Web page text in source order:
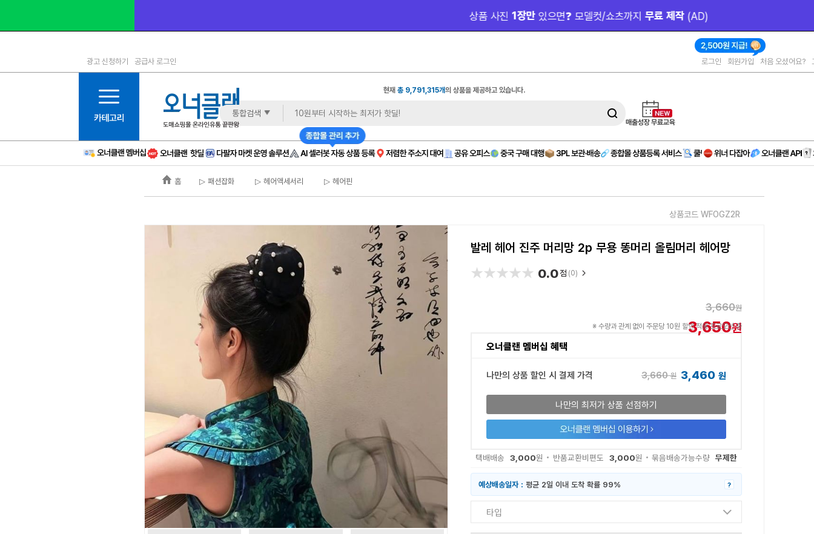
1등급
6등급
11등급
12등급
15등급
16등급
있으면❓ 모델컷/쇼츠까지 무료 제작 (AD)
광고 신청하기 공급사 로그인 로그인 회원가입 처음 오셨어요?
현재총 9,791,315개의 상품을 제공하고 있습니다.
통합검색
홈 ▷ 패션잡화 ▷ 헤어액세서리 ▷ 헤어핀
상품코드 WFOGZ2R
발레 헤어 진주 머리망 2p 무용 똥머리 올림머리 헤어망
★★★★★
★★★★★ 0.0점 (0)
3,660원
3,650원
※ 수량과 관계 없이 주문당 10원 할인 적용 프로모션 중
오너클랜 멤버십 혜택
나만의 상품 할인 시 결제 가격 3,660원 3,460 원
나만의 최저가 상품 선점하기
택배배송 3,000원 반품교환비편도 3,000원 묶음배송가능수량 무제한
예상배송일자 : 평균 2일 이내 도착 확률 99% ?
타입